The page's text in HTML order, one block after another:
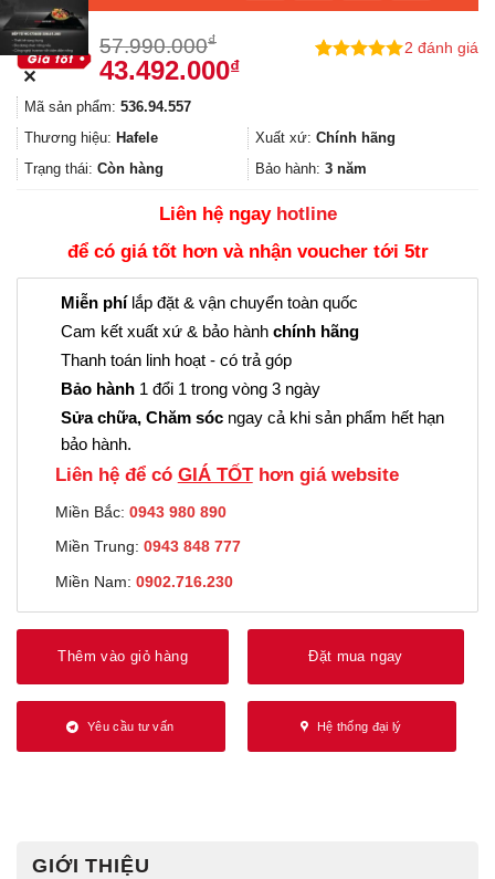
2 đánh giá
57.990.000₫
Giá
là:
57.990.000₫.
43.492.000₫Giá
là:
43.492.000₫.
Mã sản phẩm: 536.94.557
Thương hiệu: Hafele Xuất xứ: Chính hãng
Trạng thái: Còn hàng Bảo hành: 3 năm
Liên hệ ngay hotline
để có giá tốt hơn và nhận voucher tới 5tr
Miễn phílắp đặt & vận chuyển toàn quốc
Cam kết xuất xứ & bảo hành chính hãng
Thanh toán linh hoạt - có trả góp
Bảo hành 1 đổi 1 trong vòng 3 ngày
Sửa chữa, Chăm sóc ngay cả khi sản phẩm hết hạn
bảo hành.
Liên hệ để có GIÁ TỐThơn giá website
Miền Bắc: 0943 980 890
Miền Trung: 0943 848 777
Miền Nam: 0902.716.230
Thêm vào giỏ hàng Đặt mua ngay
Yêu cầu tư vấn Hệ thống đại lý
GIỚI THIỆU
✕